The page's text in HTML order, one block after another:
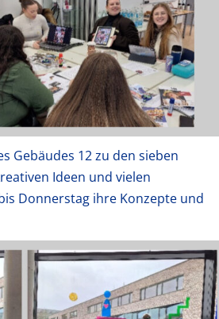
Gebäudes 12 zu den sieben
Ideen und vielen
Donnerstag ihre Konzepte und